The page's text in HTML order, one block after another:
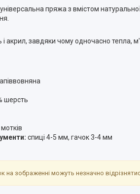
пряжа з вмістом
акрил, завдяки чому одночасно тепла,
шерсть
спиці 4-5 мм, гачок 3-4 мм
на зображенні можуть незначно